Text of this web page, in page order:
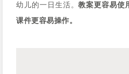
幼儿的一日生活。教案更容易使
课件更容易操作。